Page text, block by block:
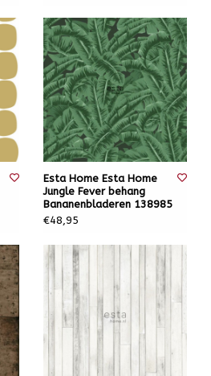
Esta Home Esta Home
Jungle Fever behang
Bananenbladeren 138985
€48,95